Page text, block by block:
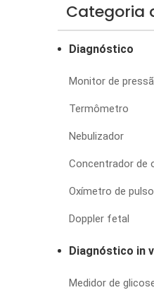
Categoria
Diagnóstico
Monitor de
Termômetro
Nebulizador
Concentrador de
Oxímetro de pulso
Doppler fetal
Diagnóstico in
Medidor de